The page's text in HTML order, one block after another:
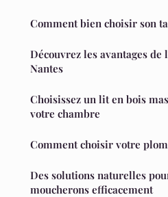
Comment bien choisir son
Découvrez les avantages de
Nantes
Choisissez un lit en bois
votre chambre
Comment choisir votre
Des solutions naturelles
moucherons efficacement